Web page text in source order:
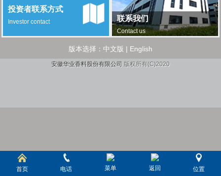
联系我们
Contact us
投资者联系方式
Investor contact
版本选择： 中文版 | English
安徽华业香料股份有限公司 版权所有(C)2020
首页 电话 菜单 返回 位置